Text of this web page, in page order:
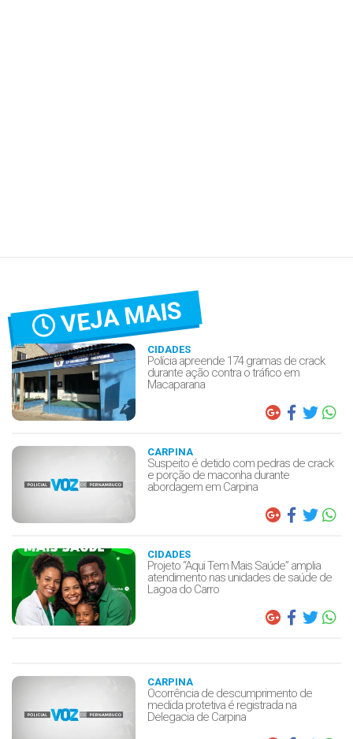
VEJA MAIS
CIDADES
Polícia apreende 174 gramas de crack
durante ação contra o tráfico em
Macaparana
CARPINA
Suspeito é detido com pedras de crack
e porção de maconha durante
abordagem em Carpina
CIDADES
Projeto “Aqui Tem Mais Saúde” amplia
atendimento nas unidades de saúde de
Lagoa do Carro
CARPINA
Ocorrência de descumprimento de
medida protetiva é registrada na
Delegacia de Carpina